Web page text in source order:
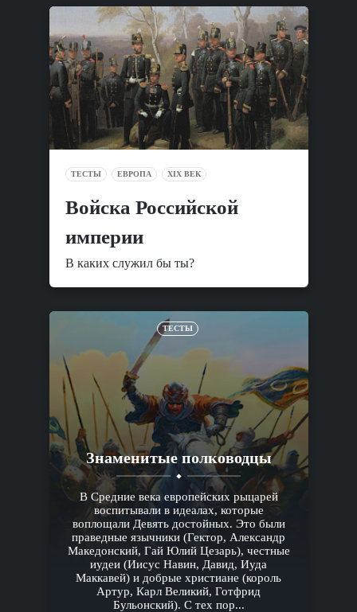
ТЕСТЫ ЕВРОПА XIX ВЕК
Войска Российской
империи
В каких служил бы ты?
ТЕСТЫ
Знаменитые полководцы
В Средние века европейских рыцарей
воспитывали в идеалах, которые
воплощали Девять достойных. Это были
праведные язычники (Гектор, Александр
Македонский, Гай Юлий Цезарь), честные
иудеи (Иисус Навин, Давид, Иуда
Маккавей) и добрые христиане (король
Артур, Карл Великий, Готфрид
Бульонский). С тех пор...